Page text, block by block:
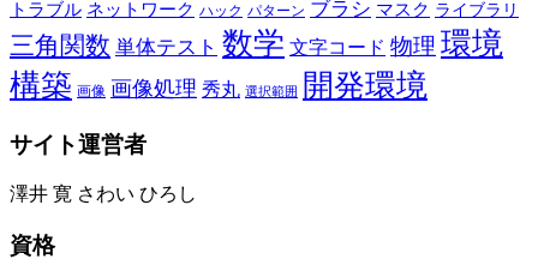
トラブル ネットワーク ハック パターン ブラシ マスク ライブラリ
三角関数 単体テスト 数学 文字コード 物理 環境
構築 画像 画像処理 秀丸 選択範囲 開発環境
サイト運営者
澤井 寛 さわい ひろし
資格